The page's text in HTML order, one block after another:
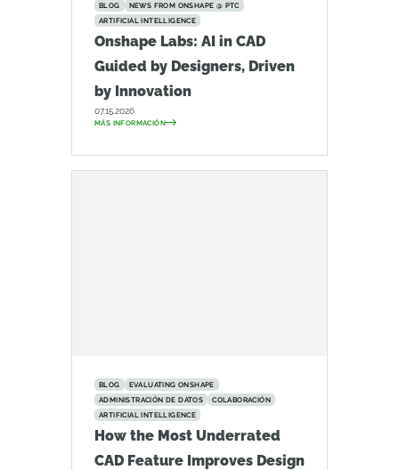
BLOG
NEWS FROM ONSHAPE @ PTC
ARTIFICIAL INTELLIGENCE
Onshape Labs: AI in CAD
Guided by Designers, Driven
by Innovation
07.15.2026
MÁS INFORMACIÓN
BLOG
EVALUATING ONSHAPE
ADMINISTRACIÓN DE DATOS
COLABORACIÓN
ARTIFICIAL INTELLIGENCE
How the Most Underrated
CAD Feature Improves Design